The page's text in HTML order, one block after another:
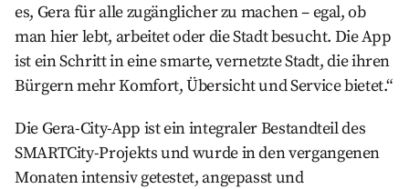
es, Gera für alle zugänglicher zu machen – egal, ob
man hier lebt, arbeitet oder die Stadt besucht. Die App
ist ein Schritt in eine smarte, vernetzte Stadt, die ihren
Bürgern mehr Komfort, Übersicht und Service bietet.“
Die Gera-City-App ist ein integraler Bestandteil des
SMARTCity-Projekts und wurde in den vergangenen
Monaten intensiv getestet, angepasst und